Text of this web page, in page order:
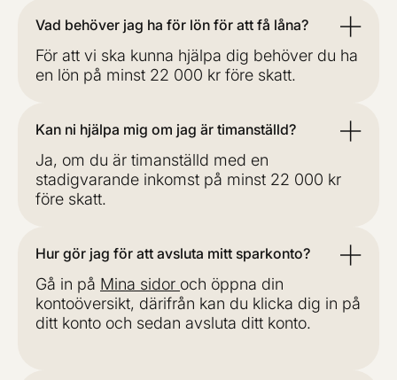
Vad behöver jag ha för lön för att få låna?
För att vi ska kunna hjälpa dig behöver du ha
en lön på minst 22 000 kr före skatt.
Kan ni hjälpa mig om jag är timanställd?
Ja, om du är timanställd med en
stadigvarande inkomst på minst 22 000 kr
före skatt.
Hur gör jag för att avsluta mitt sparkonto?
Gå in på Mina sidor och öppna din
kontoöversikt, därifrån kan du klicka dig in på
ditt konto och sedan avsluta ditt konto.